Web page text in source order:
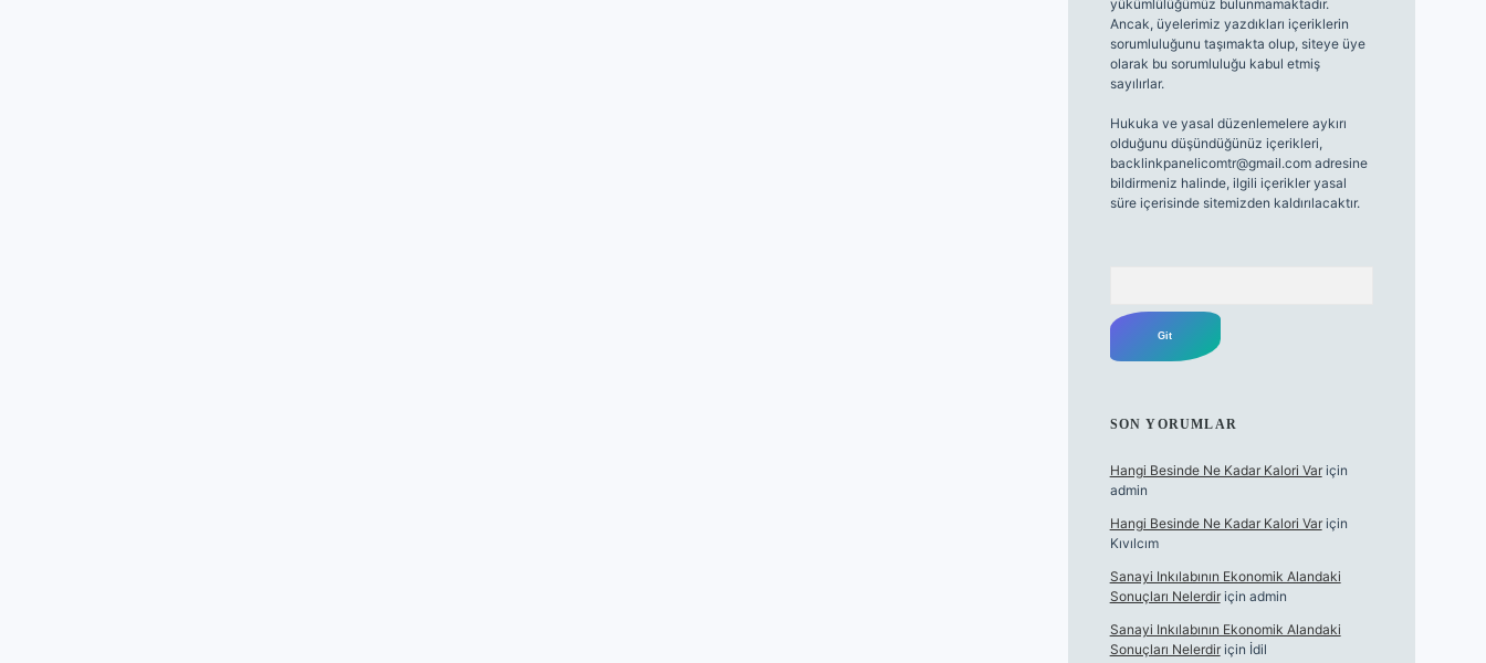
yükümlülüğümüz bulunmamaktadır.
Ancak, üyelerimiz yazdıkları içeriklerin
sorumluluğunu taşımakta olup, siteye üye
olarak bu sorumluluğu kabul etmiş
sayılırlar.
Hukuka ve yasal düzenlemelere aykırı
olduğunu düşündüğünüz içerikleri,
backlinkpanelicomtr@gmail.comadresine
bildirmeniz halinde, ilgili içerikler yasal
süre içerisinde sitemizden kaldırılacaktır.
SON YORUMLAR
Hangi Besinde Ne Kadar Kalori Variçin
admin
Hangi Besinde Ne Kadar Kalori Variçin
Kıvılcım
Sanayi Inkılabının Ekonomik Alandaki
Sonuçları Nelerdiriçin admin
Sanayi Inkılabının Ekonomik Alandaki
Sonuçları Nelerdiriçin İdil